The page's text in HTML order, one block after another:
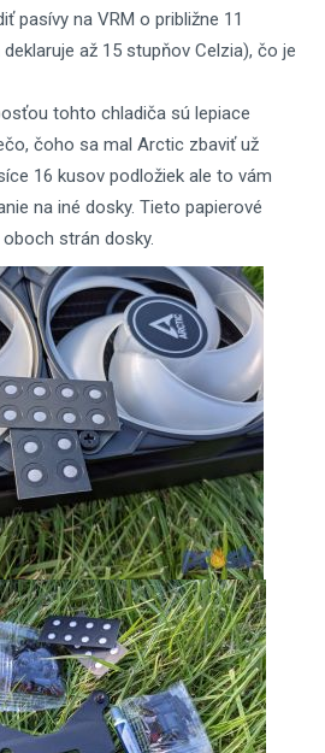
pasívy na VRM o približne 11
až 15 stupňov Celzia), čo je
tohto chladiča sú lepiace
čoho sa mal Arctic zbaviť už
16 kusov podložiek ale to vám
na iné dosky. Tieto papierové
strán dosky.